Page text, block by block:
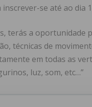
se até ao dia
terás a oportunidade
técnicas de
em todas as
luz, som, etc…”